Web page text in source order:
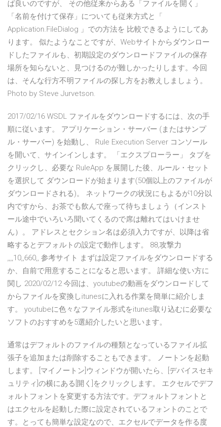
ば良いのですが、 その他従来からある「ファイルを開く」
「名前を付けて保存」についても従来方式と「
Application.FileDialog 」での方法を 比較できるようにしてあ
ります。 似たようなことですが、Webサイトからダウンロー
ドしたファイルも、初期設定のダウンロードファイルの保存
場所を知らないと、見つけるのが難しかったりします。今回
は、そんな行方不明ファイルの探し方をお教えしましょう。
Photo by Steve Jurvetson.
2017/02/16 WSDL ファイルをダウンロードするには、次の手
順に従います。 アプリケーション・サーバー (またはサンプ
ル・サーバー) を始動し、 Rule Execution Server コンソール
を開いて、サインインします。 「エクスプローラー」 タブを
クリックし、必要な RuleApp を展開した後、ルール・セット
を選択して ダウンロードが始まります(50個以上のファイルが
ダウンロードされる)。 ネットワークの状況にもよるが10分以
内ですから、お茶でも飲んで座って待ちましょう（インスト
ール途中でいろいろ聞いてくるので席は離れてはいけませ
ん）。 アドレスとセクション名は必須入力ですが、以降は省
略するとデフォルトの設定で動作します。 88,攻撃力
,,,,10,,660,, 参考サイト まずは設定ファイルをダウンロードする
か、自前で用意することになると思います。 詳細な使い方に
関し 2020/02/12 今回は、youtubeの動画をダウンロードして
からファイルを変換しitunesに入れる作業を簡単に紹介しま
す。 youtubeに色々なファイル形式をitunes取り込むに必要な
ソフトのおすすめを5選紹介したいと思います。
通常はデフォルトのファイルの種類となっているファイル拡
張子を追加または削除することもできます。 ノートンを起動
します。 [マイノートン]ウィンドウが開いたら、[デバイスセキ
ュリティ]の横にある[開く]をクリックします。 エクセルでデフ
ォルトフォントを変更する方法です。デフォルトフォントと
はエクセルを起動した際に設定されているフォントのことで
す。とっても簡単な設定なので、エクセルでデータを作る度